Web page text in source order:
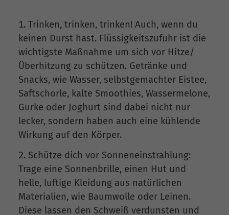
Trinken, trinken, trinken! Auch, wenn du
keinen Durst hast. Flüssigkeitszufuhr ist die
wichtigste Maßnahme um sich vor Hitze/
Überhitzung zu schützen. Getränke und
Snacks, wie Wasser, selbstgemachter Eistee,
Saftschorle, kalte Smoothies, Wassermelone,
Gurke oder Joghurt sind dabei nicht nur
lecker, sondern haben auch eine kühlende
Wirkung auf den Körper.
Schütze dich vor Sonneneinstrahlung:
Trage eine Sonnenbrille, einen Hut und
helle, luftige Kleidung aus natürlichen
Materialien, wie Baumwolle oder Leinen.
Diese lassen den Schweiß verdunsten und